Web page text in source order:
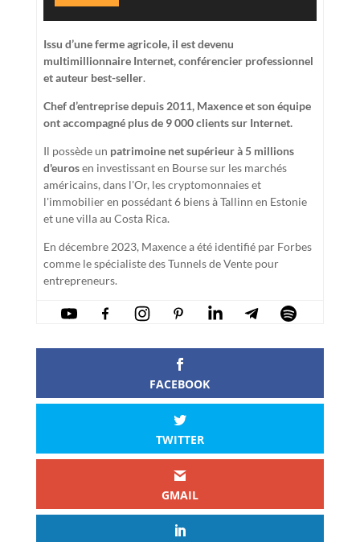
Issu d’une ferme agricole, il est devenu
multimillionnaire Internet, conférencier professionnel
et auteur best-seller.
Chef d’entreprise depuis 2011, Maxence et son équipe
ont accompagné plus de 9 000 clients sur Internet.
Il possède un patrimoine net supérieur à 5 millions
d'eurosen investissant en Bourse sur les marchés
américains, dans l'Or, les cryptomonnaies et
l'immobilier en possédant 6 biens à Tallinn en Estonie
et une villa au Costa Rica.
En décembre 2023, Maxence a été identifié par Forbes
comme le spécialiste des Tunnels de Vente pour
entrepreneurs.
FACEBOOK
TWITTER
GMAIL